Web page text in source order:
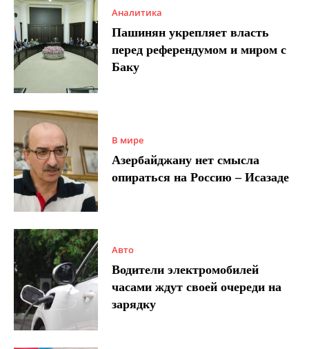
Аналитика
Пашинян укрепляет власть
перед референдумом и миром с
Баку
В мире
Азербайджану нет смысла
опираться на Россию – Исазаде
Авто
Водители электромобилей
часами ждут своей очереди на
зарядку